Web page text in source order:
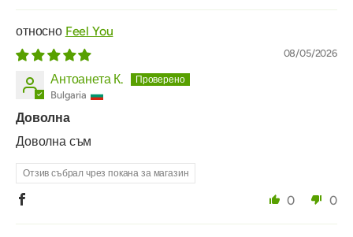
Feel You
08/05/2026
Антоанета К.
Bulgaria
Доволна
Доволна съм
Отзив събрал чрез покана за магазин
0 0